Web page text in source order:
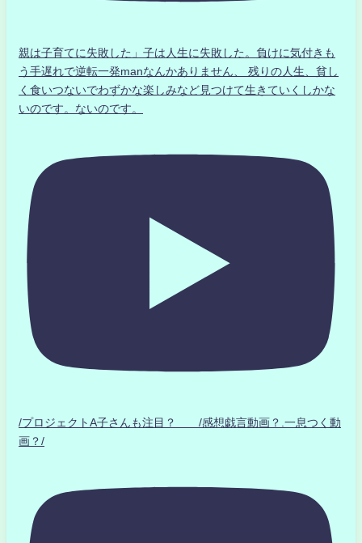
親は子育てに失敗した」子は人生に失敗した。負けに気付きも
う手遅れで逆転一発manなんかありません、 残りの人生、貧し
く食いつないでわずかな楽しみなど見つけて生きていくしかな
いのです。ないのです。
/プロジェクトA子さんも注目？ /感想戯言動画？.一息つく動
画？/